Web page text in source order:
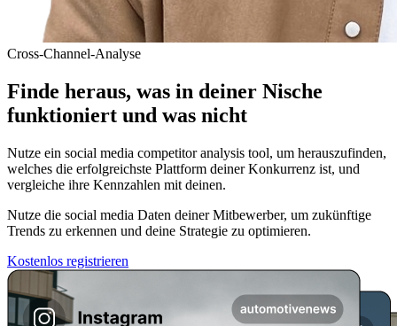
Cross-Channel-Analyse
Finde heraus, was in deiner Nische
funktioniert und was nicht
Nutze ein social media competitor analysis tool, um herauszufinden,
welches die erfolgreichste Plattform deiner Konkurrenz ist, und
vergleiche ihre Kennzahlen mit deinen.
Nutze die social media Daten deiner Mitbewerber, um zukünftige
Trends zu erkennen und deine Strategie zu optimieren.
Kostenlos registrieren